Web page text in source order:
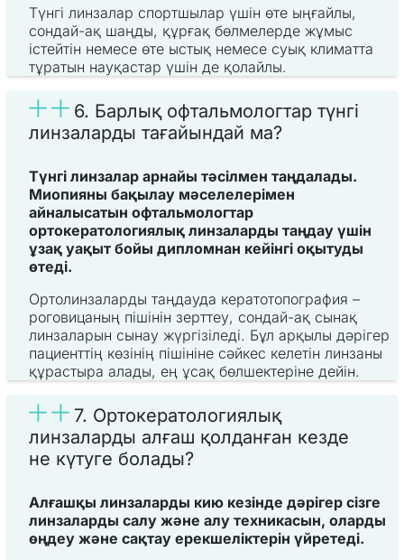
Түнгі линзалар спортшылар үшін өте ыңғайлы,
сондай-ақ шаңды, құрғақ бөлмелерде жұмыс
істейтін немесе өте ыстық немесе суық климатта
тұратын науқастар үшін де қолайлы.
6. Барлық офтальмологтар түнгі
линзаларды тағайындай ма?
Түнгі линзалар арнайы тәсілмен таңдалады.
Миопияны бақылау мәселелерімен
айналысатын офтальмологтар
ортокератологиялық линзаларды таңдау үшін
ұзақ уақыт бойы дипломнан кейінгі оқытуды
өтеді.
Ортолинзаларды таңдауда кератотопография –
роговицаның пішінін зерттеу, сондай-ақ сынақ
линзаларын сынау жүргізіледі. Бұл арқылы дәрігер
пациенттің көзінің пішініне сәйкес келетін линзаны
құрастыра алады, ең ұсақ бөлшектеріне дейін.
7. Ортокератологиялық
линзаларды алғаш қолданған кезде
не күтуге болады?
Алғашқы линзаларды кию кезінде дәрігер сізге
линзаларды салу және алу техникасын, оларды
өңдеу және сақтау ерекшеліктерін үйретеді.